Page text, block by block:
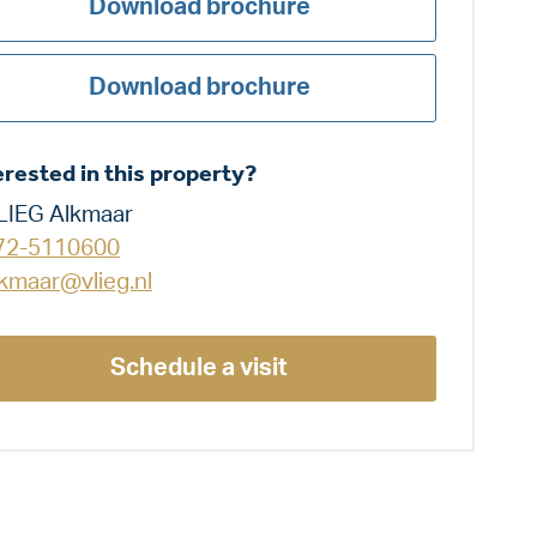
Download brochure
Download brochure
in this property?
Alkmaar
5110600
Schedule a visit